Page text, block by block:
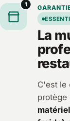
1
La
C'est le
protège